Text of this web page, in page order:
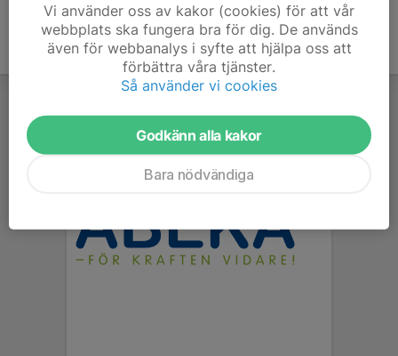
Vi använder oss av kakor (cookies) för att vår
webbplats ska fungera bra för dig. De används
även för webbanalys i syfte att hjälpa oss att
förbättra våra tjänster.
Så använder vi cookies
Godkänn alla kakor
Bara nödvändiga